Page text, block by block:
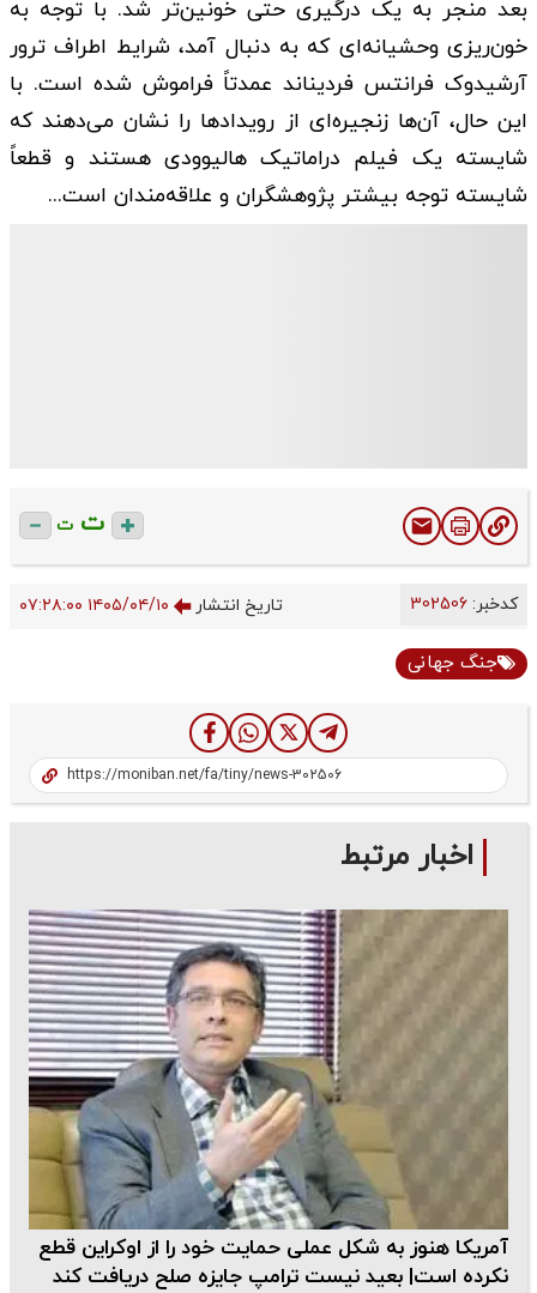
بعد منجر به یک درگیری حتی خونین‌تر شد. با توجه به
خون‌ریزی وحشیانه‌ای که به دنبال آمد، شرایط اطراف ترور
آرشیدوک فرانتس فردیناند عمدتاً فراموش شده است. با
این حال، آن‌ها زنجیره‌ای از رویدادها را نشان می‌دهند که
شایسته یک فیلم دراماتیک هالیوودی هستند و قطعاً
شایسته توجه بیشتر پژوهشگران و علاقه‌مندان است...
ت ت
کدخبر: تاریخ انتشار ۱۴۰۵/۰۴/۱۰ ۰۷:۲۸:۰۰
جنگ جهانی
اخبار مرتبط
آمریکا هنوز به شکل عملی حمایت خود را از اوکراین قطع
نکرده است| بعید نیست ترامپ جایزه صلح دریافت کند